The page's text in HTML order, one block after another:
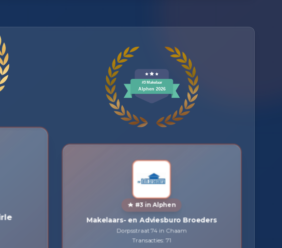
#3 in Alphen
Makelaars- en Adviesburo Broeders
Dorpsstraat 74 in Chaam
Transacties: 71